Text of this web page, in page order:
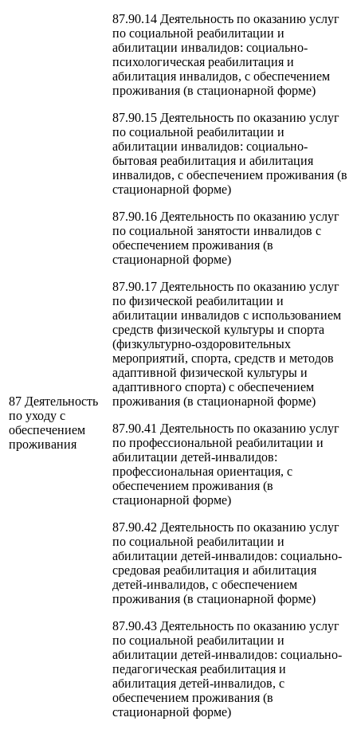
87 Деятельность
по уходу с
обеспечением
проживания
87.90.14 Деятельность по оказанию услуг
по социальной реабилитации и
абилитации инвалидов: социально-
психологическая реабилитация и
абилитация инвалидов, с обеспечением
проживания (в стационарной форме)
87.90.15 Деятельность по оказанию услуг
по социальной реабилитации и
абилитации инвалидов: социально-
бытовая реабилитация и абилитация
инвалидов, с обеспечением проживания (в
стационарной форме)
87.90.16 Деятельность по оказанию услуг
по социальной занятости инвалидов с
обеспечением проживания (в
стационарной форме)
87.90.17 Деятельность по оказанию услуг
по физической реабилитации и
абилитации инвалидов с использованием
средств физической культуры и спорта
(физкультурно-оздоровительных
мероприятий, спорта, средств и методов
адаптивной физической культуры и
адаптивного спорта) с обеспечением
проживания (в стационарной форме)
87.90.41 Деятельность по оказанию услуг
по профессиональной реабилитации и
абилитации детей-инвалидов:
профессиональная ориентация, с
обеспечением проживания (в
стационарной форме)
87.90.42 Деятельность по оказанию услуг
по социальной реабилитации и
абилитации детей-инвалидов: социально-
средовая реабилитация и абилитация
детей-инвалидов, с обеспечением
проживания (в стационарной форме)
87.90.43 Деятельность по оказанию услуг
по социальной реабилитации и
абилитации детей-инвалидов: социально-
педагогическая реабилитация и
абилитация детей-инвалидов, с
обеспечением проживания (в
стационарной форме)